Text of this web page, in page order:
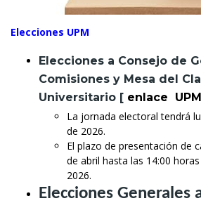
Elecciones UPM
Elecciones a Consejo de
Comisiones y Mesa del
Universitario [ enlace UPM
La jornada electoral tendrá
de 2026.
El plazo de presentación de
de abril hasta las 14:00
2026.
Elecciones Generales